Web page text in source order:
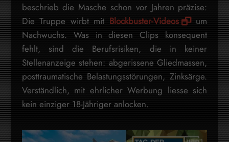
beschrieb die Masche schon vor Jahren präzise:
Die Truppe wirbt mit Blockbuster-Videos
um
Nachwuchs. Was in diesen Clips konsequent
fehlt, sind die Berufsrisiken, die in keiner
Stellenanzeige stehen: abgerissene Gliedmassen,
posttraumatische Belastungsstörungen, Zinksärge.
Verständlich, mit ehrlicher Werbung liesse sich
kein einziger 18-Jähriger anlocken.